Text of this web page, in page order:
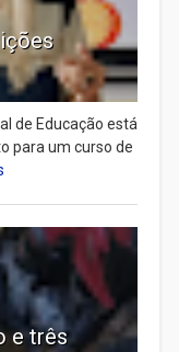
de Educação está
para um curso de
e três